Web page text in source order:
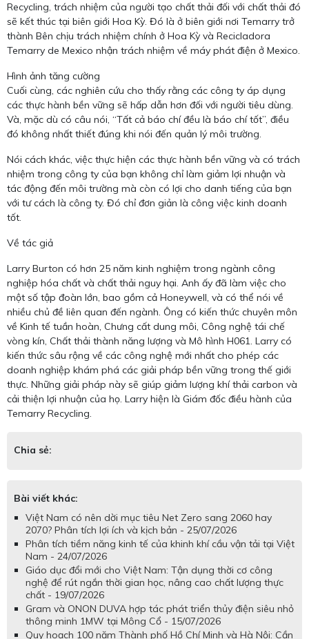
Recycling, trách nhiệm của người tạo chất thải đối với chất thải đó
sẽ kết thúc tại biên giới Hoa Kỳ. Đó là ở biên giới nơi Temarry trở
thành Bên chịu trách nhiệm chính ở Hoa Kỳ và Recicladora
Temarry de Mexico nhận trách nhiệm về máy phát điện ở Mexico.
Hình ảnh tăng cường
Cuối cùng, các nghiên cứu cho thấy rằng các công ty áp dụng
các thực hành bền vững sẽ hấp dẫn hơn đối với người tiêu dùng.
Và, mặc dù có câu nói, “Tất cả báo chí đều là báo chí tốt”, điều
đó không nhất thiết đúng khi nói đến quản lý môi trường.
Nói cách khác, việc thực hiện các thực hành bền vững và có trách
nhiệm trong công ty của bạn không chỉ làm giảm lợi nhuận và
tác động đến môi trường mà còn có lợi cho danh tiếng của bạn
với tư cách là công ty. Đó chỉ đơn giản là công việc kinh doanh
tốt.
Về tác giả
Larry Burton có hơn 25 năm kinh nghiệm trong ngành công
nghiệp hóa chất và chất thải nguy hại. Anh ấy đã làm việc cho
một số tập đoàn lớn, bao gồm cả Honeywell, và có thể nói về
nhiều chủ đề liên quan đến ngành. Ông có kiến thức chuyên môn
về Kinh tế tuần hoàn, Chưng cất dung môi, Công nghệ tái chế
vòng kín, Chất thải thành năng lượng và Mô hình H061. Larry có
kiến thức sâu rộng về các công nghệ mới nhất cho phép các
doanh nghiệp khám phá các giải pháp bền vững trong thế giới
thực. Những giải pháp này sẽ giúp giảm lượng khí thải carbon và
cải thiện lợi nhuận của họ. Larry hiện là Giám đốc điều hành của
Temarry Recycling.
Chia sẻ:
Bài viết khác:
Việt Nam có nên dời mục tiêu Net Zero sang 2060 hay
2070? Phân tích lợi ích và kịch bản - 25/07/2026
Phân tích tiềm năng kinh tế của khinh khí cầu vận tải tại Việt
Nam - 24/07/2026
Giáo dục đổi mới cho Việt Nam: Tận dụng thời cơ công
nghệ để rút ngắn thời gian học, nâng cao chất lượng thực
chất - 19/07/2026
Gram và ONON DUVA hợp tác phát triển thủy điện siêu nhỏ
thông minh 1MW tại Mông Cổ - 15/07/2026
Quy hoạch 100 năm Thành phố Hồ Chí Minh và Hà Nội: Cần